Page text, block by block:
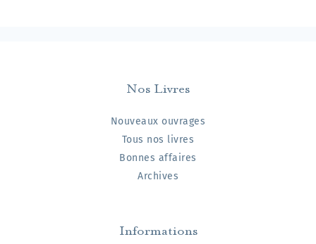
Nos Livres
Nouveaux ouvrages
Tous nos livres
Bonnes affaires
Archives
Informations